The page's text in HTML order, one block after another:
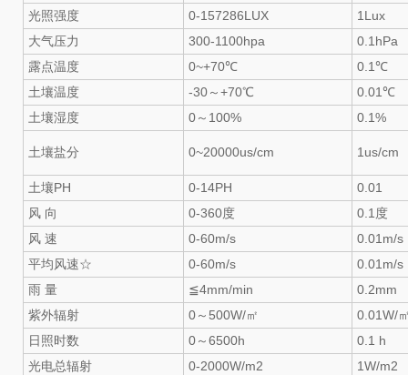
光照强度
0-157286LUX
1Lux
大气压力
300-1100hpa
0.1hPa
露点温度
0~+70℃
0.1℃
土壤温度
-30～+70℃
0.01℃
土壤湿度
0～100% 0.1%
土壤盐分 0~20000us/cm 1us/cm
土壤PH 0-14PH
0.01
风 向
0-360度
0.1度
风 速
0-60m/s
0.01m/s
平均风速☆
0-60m/s
0.01m/s
雨 量
≦4mm/min
0.2mm
紫外辐射
0～500W/㎡
0.01W/
日照时数
0～6500h
0.1 h
光电总辐射
0-2000W/m2
1W/m2